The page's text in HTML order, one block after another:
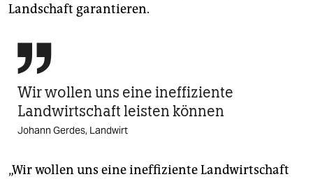
Landschaft garantieren.

Wir wollen uns eine ineffiziente
Landwirtschaft leisten können
Johann Gerdes, Landwirt
„Wir wollen uns eine ineffiziente Landwirtschaft